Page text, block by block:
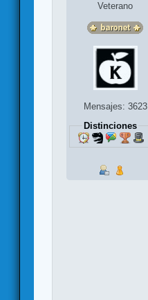
Veterano
Mensajes: 3623
Distinciones